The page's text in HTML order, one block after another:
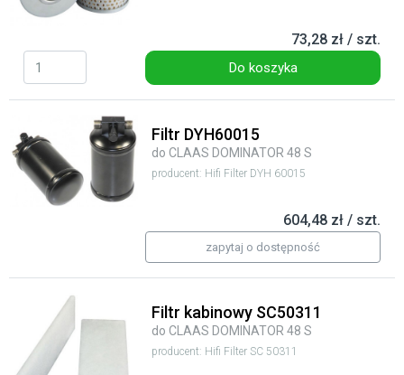
73,28 zł / szt.
Do koszyka
Filtr DYH60015
do CLAAS DOMINATOR 48 S
producent: Hifi Filter DYH 60015
604,48 zł / szt.
zapytaj o dostępność
Filtr kabinowy SC50311
do CLAAS DOMINATOR 48 S
producent: Hifi Filter SC 50311